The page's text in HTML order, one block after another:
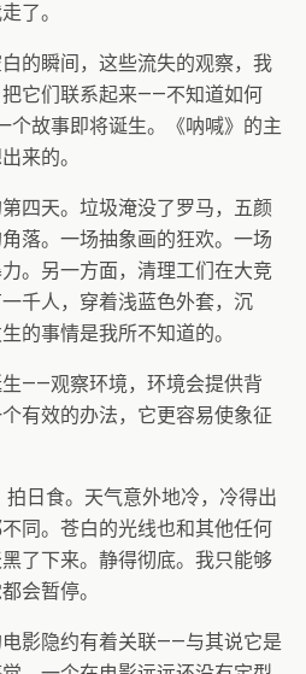
了。
的瞬间，这些流失的观察，我
它们联系起来——不知道如何
故事即将诞生。《呐喊》的主
来的。
四天。垃圾淹没了罗马，五颜
落。一场抽象画的狂欢。一场
。另一方面，清理工们在大竞
千人，穿着浅蓝色外套，沉
的事情是我所不知道的。
——观察环境，环境会提供背
有效的办法，它更容易使象征
日食。天气意外地冷，冷得出
同。苍白的光线也和其他任何
了下来。静得彻底。我只能够
会暂停。
影隐约有着关联——与其说它是